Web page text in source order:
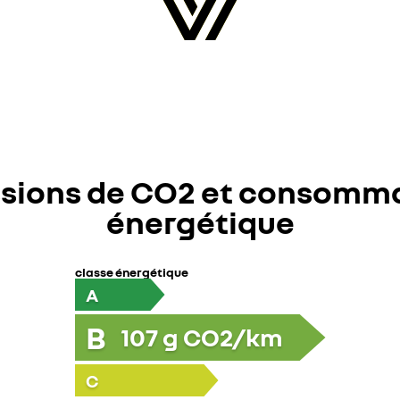
de CO2 et
énergétique
classe énergétique
A
B 107g CO2/km
C